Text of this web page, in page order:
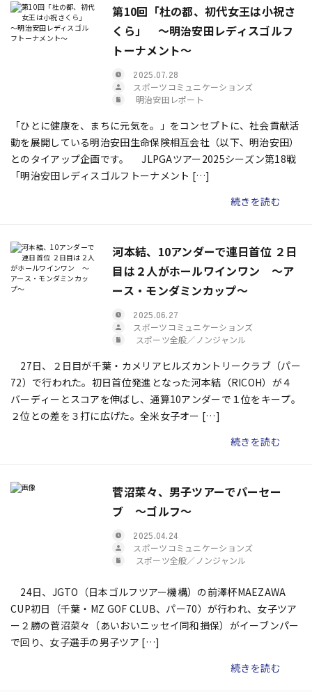
第10回「杜の都、初代女王は小祝さ
くら」 ～明治安田レディスゴルフ
トーナメント～
2025.07.28
スポーツコミュニケーションズ
明治安田レポート
「ひとに健康を、まちに元気を。」をコンセプトに、社会貢献活
動を展開している明治安田生命保険相互会社（以下、明治安田）
とのタイアップ企画です。 JLPGAツアー2025シーズン第18戦
「明治安田レディスゴルフトーナメント […]
続きを読む
河本結、10アンダーで連日首位 ２日
目は２人がホールワインワン ～ア
ース・モンダミンカップ～
2025.06.27
スポーツコミュニケーションズ
スポーツ全般／ノンジャンル
27日、２日目が千葉・カメリアヒルズカントリークラブ（パー
72）で行われた。初日首位発進となった河本結（RICOH）が４
バーディーとスコアを伸ばし、通算10アンダーで１位をキープ。
２位との差を３打に広げた。全米女子オー […]
続きを読む
菅沼菜々、男子ツアーでパーセー
ブ ～ゴルフ～
2025.04.24
スポーツコミュニケーションズ
スポーツ全般／ノンジャンル
24日、JGTO（日本ゴルフツアー機構）の前澤杯MAEZAWA
CUP初日（千葉・MZ GOF CLUB、パー70）が行われ、女子ツア
ー２勝の菅沼菜々（あいおいニッセイ同和損保）がイーブンパー
で回り、女子選手の男子ツア […]
続きを読む